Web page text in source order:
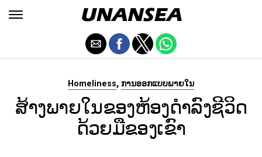
Homeliness, ການອອກແບບພາຍໃນ
ສ້າງພາຍໃນຂອງຫ້ອງດໍາລົງຊີວິດ
ດ້ວຍມືຂອງເຂົາ